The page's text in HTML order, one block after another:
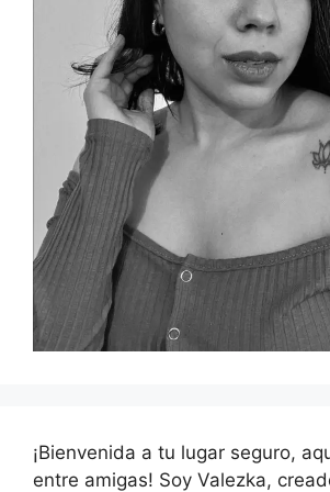
¡Bienvenida a tu lugar seguro,
entre amigas! Soy Valezka,